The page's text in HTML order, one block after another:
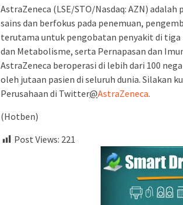
AstraZeneca (LSE/STO/Nasdaq: AZN)
sains dan berfokus pada penemuan,
terutama untuk pengobatan penyakit di
dan Metabolisme, serta Pernapasan dan
AstraZeneca beroperasi di lebih dari 100
oleh jutaan pasien di seluruh dunia. Silakan
Perusahaan di Twitter@AstraZeneca.
(Hotben)
Post Views: 221